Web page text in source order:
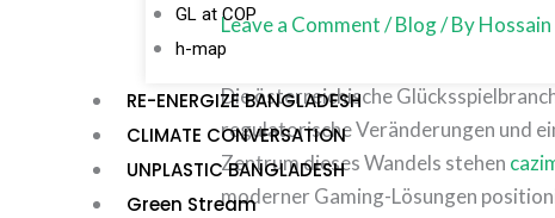
GL at COP
h-map
RE-ENERGIZE BANGLADESH
CLIMATE CONVERSATION
UNPLASTIC BANGLADESH
Green Stream
Leave a Comment /Blog/ ByHossain
Die österreichische
regulatorische Veränderungen und
Zentrum dieses Wandels stehen
moderner Gaming-Lösungen